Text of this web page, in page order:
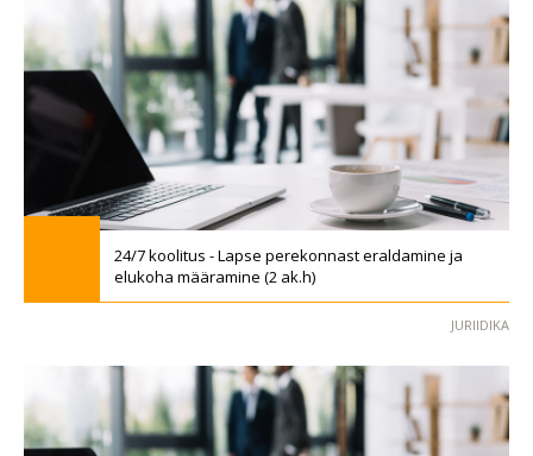
24/7 koolitus - Lapse perekonnast eraldamine ja
elukoha määramine (2 ak.h)
JURIIDIKA